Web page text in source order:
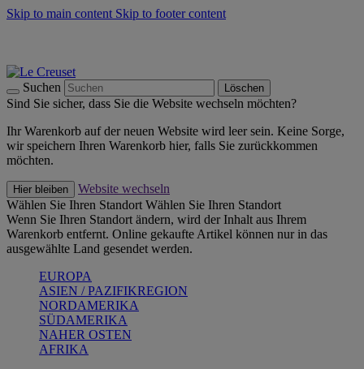
Skip to main content Skip to footer content
Suchen Löschen
Sind Sie sicher, dass Sie die Website wechseln möchten?
Ihr Warenkorb auf der neuen Website wird leer sein. Keine Sorge,
wir speichern Ihren Warenkorb hier, falls Sie zurückkommen
möchten.
Hier bleiben
Website wechseln
Wählen Sie Ihren Standort Wählen Sie Ihren Standort
Wenn Sie Ihren Standort ändern, wird der Inhalt aus Ihrem
Warenkorb entfernt. Online gekaufte Artikel können nur in das
ausgewählte Land gesendet werden.
EUROPA
ASIEN / PAZIFIKREGION
NORDAMERIKA
SÜDAMERIKA
NAHER OSTEN
AFRIKA